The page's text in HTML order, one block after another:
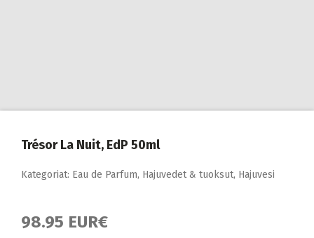
Trésor La Nuit, EdP 50ml
Kategoriat: Eau de Parfum, Hajuvedet & tuoksut, Hajuvesi
98.95 EUR€